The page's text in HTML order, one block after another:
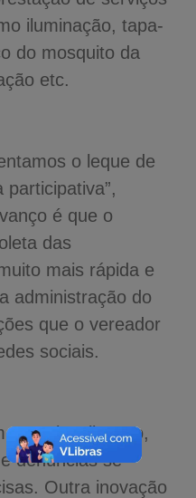
iluminação, tapa-
do mosquito da
etc.
o leque de
é que o
das
mais rápida e
administração do
que o vereador
sociais.
a geolocalização,
denúncias se
Outra inovação